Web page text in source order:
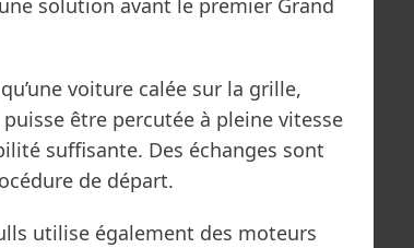
solution avant le premier Grand
voiture calée sur la grille,
être percutée à pleine vitesse
suffisante. Des échanges sont
de départ.
utilise également des moteurs